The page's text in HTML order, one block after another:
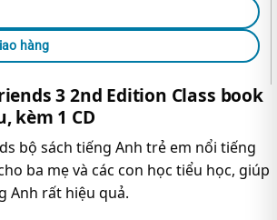
hàng
3 2nd Edition Class book
kèm 1 CD
bộ sách tiếng Anh trẻ em nổi tiếng
ba mẹ và các con học tiểu học, giúp
Anh rất hiệu quả.